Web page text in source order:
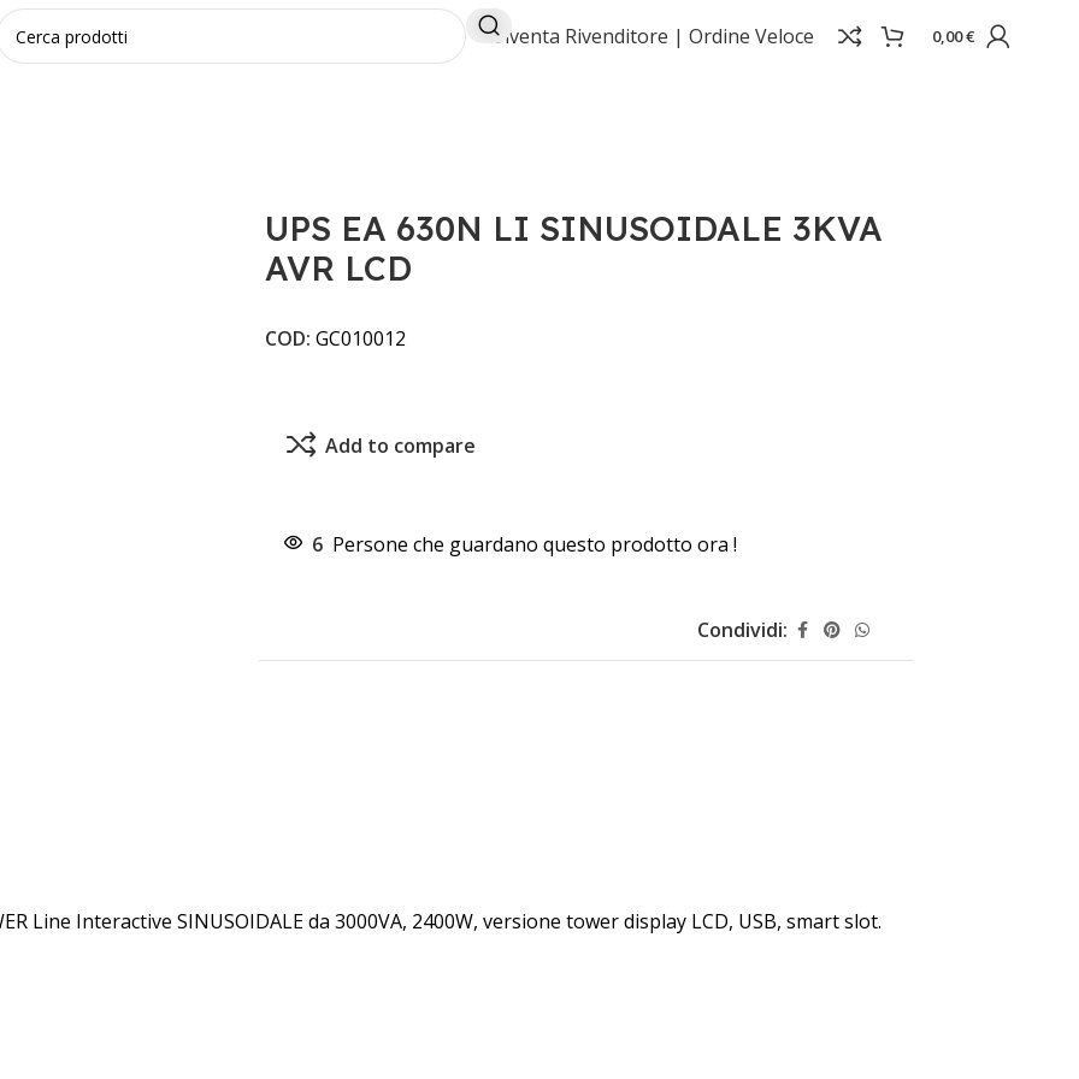
Diventa Rivenditore | Ordine Veloce 0,00€
3KVA AVR LCD
UPS EA 630N LI SINUSOIDALE 3KVA
AVR LCD
COD: GC010012
Add to compare
6 Persone che guardano questo prodotto ora !
Condividi:
Line Interactive SINUSOIDALE da 3000VA, 2400W, versione tower display LCD, USB, smart slot.